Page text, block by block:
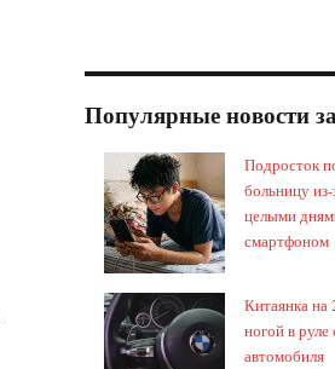
Популярные новости
Подросток
больницу из-
целыми
смартфоном
Китаянка на
ногой в руле
автомобиля